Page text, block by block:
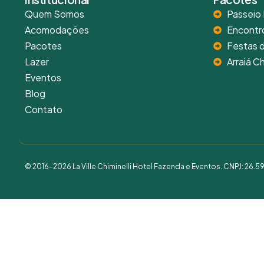
Quem Somos
Acomodações
Pacotes
Lazer
Eventos
Blog
Contato
Passeio
Festas
Arraiá
© 2016–2026 La Ville Chiminelli Hotel Fazenda e Eventos. CNPJ: